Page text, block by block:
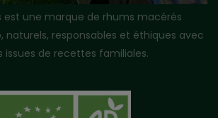
est une marque de rhums macérés
naturels, responsables et éthiques avec
issues de recettes familiales.